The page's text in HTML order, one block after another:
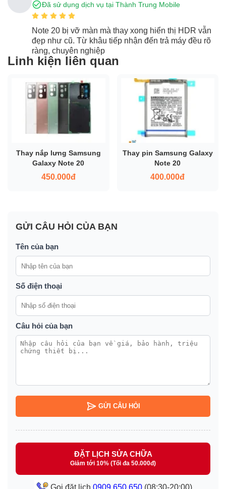
Đã sử dụng dịch vụ tại Thành Trung Mobile
Note 20 bị vỡ màn mà thay xong hiển thị HDR vẫn
đẹp như cũ. Từ khâu tiếp nhận đến trả máy đều rõ
ràng, chuyên nghiệp
Linh kiện liên quan
Thay nắp lưng Samsung
Galaxy Note 20
450.000đ
Thay pin Samsung Galaxy
Note 20
400.000đ
GỬI CÂU HỎI CỦA BẠN
Tên của bạn
Số điện thoại
Câu hỏi của bạn
GỬI CÂU HỎI
ĐẶT LỊCH SỬA CHỮA
Giảm tới 10% (Tối đa 50.000đ)
Gọi đặt lịch 0909.650.650(08:30-20:00)